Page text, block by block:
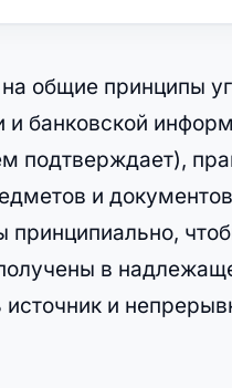
общие принципы
банковской
подтверждает),
и
в
и